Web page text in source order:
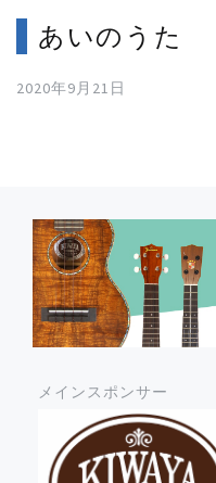
あいのうた
2020年9月21日
メインスポンサー